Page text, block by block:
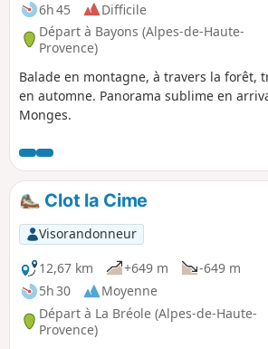
6h 45
Difficile
Départ à Bayons (Alpes-de-Haute-
Provence)
Balade en montagne, à travers la forêt,
en automne. Panorama sublime en
Monges.
Clot la Cime
Visorandonneur
12,67 km
+649 m
-649 m
5h 30
Moyenne
Départ à La Bréole (Alpes-de-Haute-
Provence)